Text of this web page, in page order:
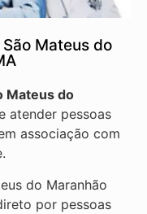
Mateus do
Mateus do
atender pessoas
associação com
do Maranhão
por pessoas